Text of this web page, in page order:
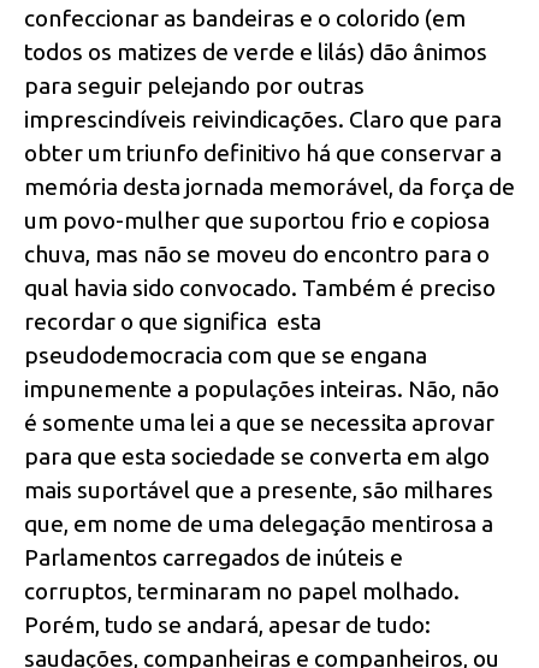
confeccionar as bandeiras e o colorido (em
todos os matizes de verde e lilás) dão ânimos
para seguir pelejando por outras
imprescindíveis reivindicações. Claro que para
obter um triunfo definitivo há que conservar a
memória desta jornada memorável, da força de
um povo-mulher que suportou frio e copiosa
chuva, mas não se moveu do encontro para o
qual havia sido convocado. Também é preciso
recordar o que significa esta
pseudodemocracia com que se engana
impunemente a populações inteiras. Não, não
é somente uma lei a que se necessita aprovar
para que esta sociedade se converta em algo
mais suportável que a presente, são milhares
que, em nome de uma delegação mentirosa a
Parlamentos carregados de inúteis e
corruptos, terminaram no papel molhado.
Porém, tudo se andará, apesar de tudo:
saudações, companheiras e companheiros, ou